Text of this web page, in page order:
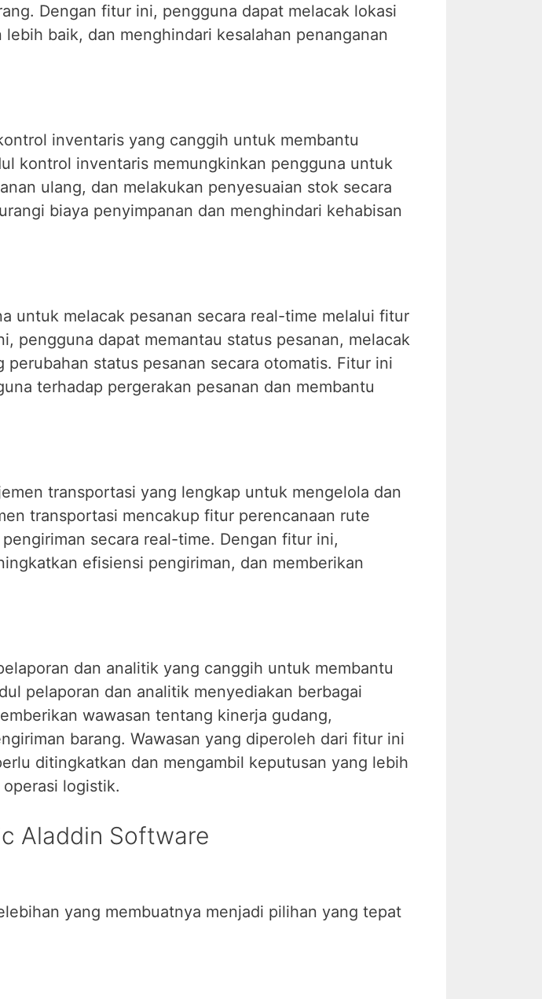
Dengan fitur ini, pengguna dapat melacak lokasi
baik, dan menghindari kesalahan penanganan
inventaris yang canggih untuk membantu
kontrol inventaris memungkinkan pengguna untuk
ulang, dan melakukan penyesuaian stok secara
biaya penyimpanan dan menghindari kehabisan
untuk melacak pesanan secara real-time melalui fitur
pengguna dapat memantau status pesanan, melacak
status pesanan secara otomatis. Fitur ini
terhadap pergerakan pesanan dan membantu
transportasi yang lengkap untuk mengelola dan
transportasi mencakup fitur perencanaan rute
secara real-time. Dengan fitur ini,
efisiensi pengiriman, dan memberikan
dan analitik yang canggih untuk membantu
pelaporan dan analitik menyediakan berbagai
wawasan tentang kinerja gudang,
barang. Wawasan yang diperoleh dari fitur ini
ditingkatkan dan mengambil keputusan yang lebih
logistik.
Aladdin Software
yang membuatnya menjadi pilihan yang tepat